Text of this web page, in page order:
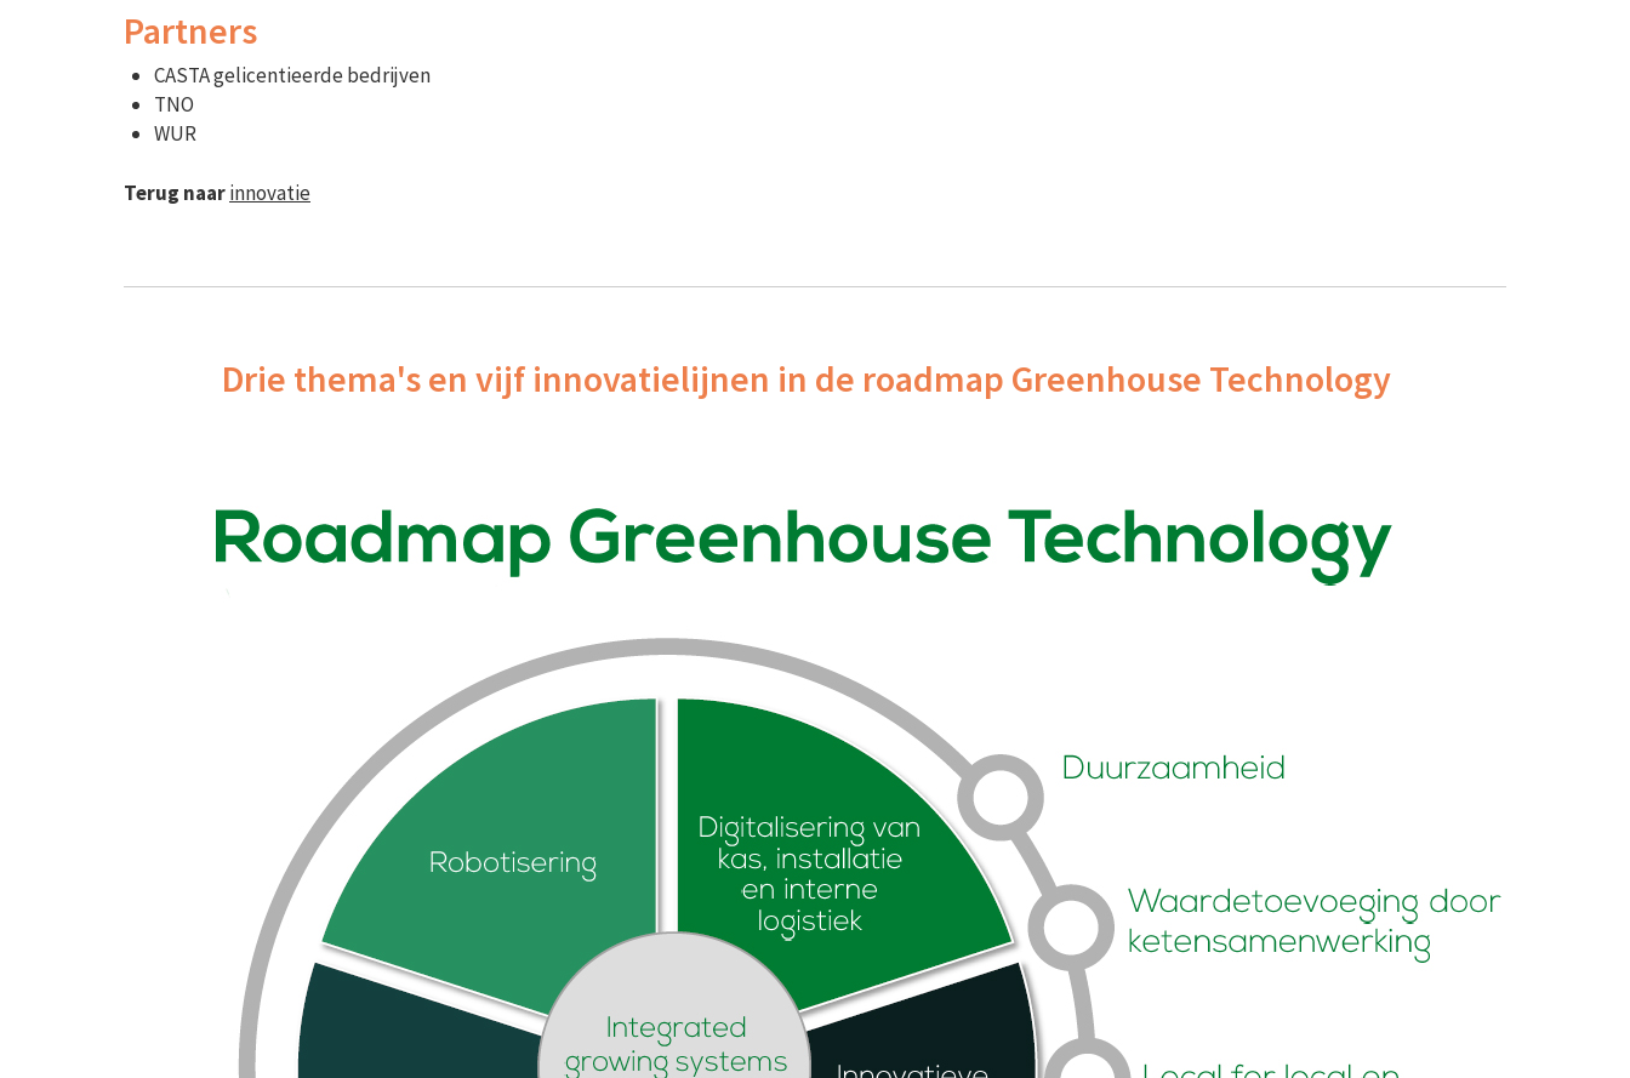
Partners
CASTA gelicentieerde bedrijven
TNO
WUR
Terug naarinnovatie
Drie thema's en vijf innovatielijnen in de roadmap Greenhouse Technology